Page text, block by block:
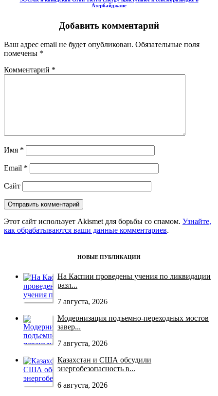
Азербайджане
Добавить комментарий
Ваш адрес email не будет опубликован. Обязательные поля
помечены *
Комментарий *
Имя *
Email *
Сайт
Этот сайт использует Akismet для борьбы со спамом. Узнайте,
как обрабатываются ваши данные комментариев.
НОВЫЕ ПУБЛИКАЦИИ
На Каспии проведены учения по ликвидации
разл...
7 августа, 2026
Модернизация подъемно-переходных мостов
завер...
7 августа, 2026
Казахстан и США обсудили
энергобезопасность в...
6 августа, 2026